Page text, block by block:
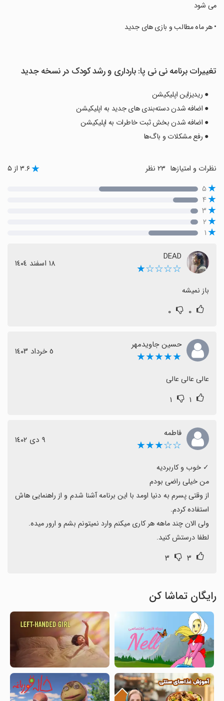
می شود
‏• هر ماه مطالب و بازی های جدید
تغییرات برنامه نی نی پا: بارداری و رشد کودک در نسخه جدید
● ریدیزاین اپلیکیشن
● اضافه شدن دسته‌بندی های جدید به اپلیکیشن
● اضافه شدن بخش ثبت خاطرات به اپلیکیشن
● رفع مشکلات و باگ‌ها
نظرات و امتیازها ۳.۶ از ۵
۵
۴
۳
۲
۱
DEAD
☆☆☆☆★ ١٨ اسفند ١٤٠٤
باز نمیشه
۰ ۰
حسین جاویدمهر
★★★★★ ٥ خرداد ١٤٠٣
عالی عالی عالی
۱ ۱
فاطمه
☆☆★★★ ٩ دی ١٤٠٢
لطفا درستش کنید.
۳ ۳
رایگان تماشا کن